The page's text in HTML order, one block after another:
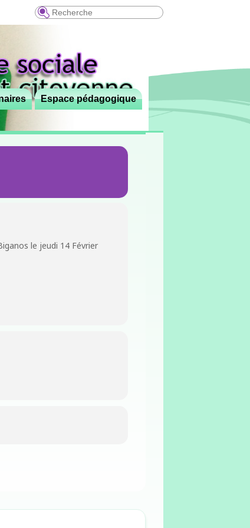
Recherche
Espace pédagogique
le jeudi 14 Février